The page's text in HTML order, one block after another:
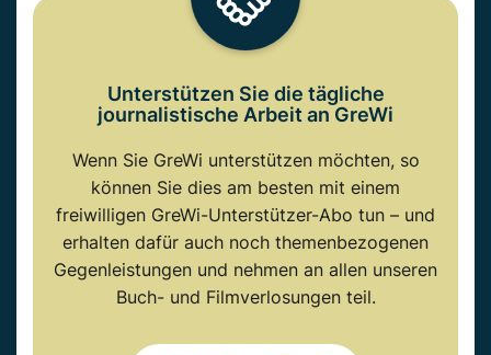
Unterstützen Sie die tägliche
journalistische Arbeit an GreWi
Wenn Sie GreWi unterstützen möchten, so
können Sie dies am besten mit einem
freiwilligen GreWi-Unterstützer-Abo tun – und
erhalten dafür auch noch themenbezogenen
Gegenleistungen und nehmen an allen unseren
Buch- und Filmverlosungen teil.